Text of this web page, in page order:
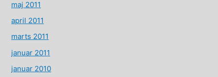
maj 2011
april 2011
marts 2011
januar 2011
januar 2010